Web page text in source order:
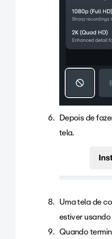
Depois de
tela.
Uma tela de
estiver
Quando